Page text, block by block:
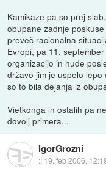
Kamikaze pa so prej
obupane zadnje
preveč racionalna
Evropi, pa 11.
organizacijo in hude
državo jim je uspelo
so to bila dejanja iz
Vietkonga in ostalih pa
dovolj primera...
IgorGrozni
:: 19. feb 2006,